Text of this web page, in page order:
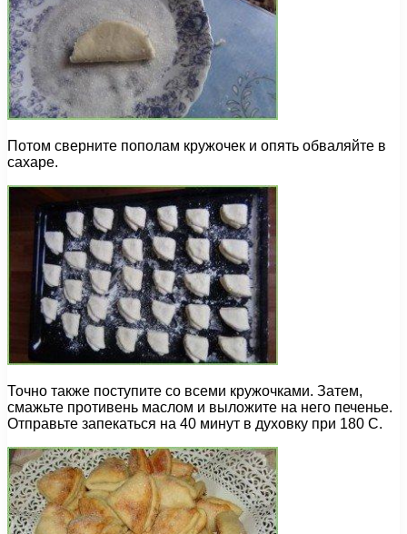
Потом сверните пополам кружочек и опять обваляйте в
сахаре.
Точно также поступите со всеми кружочками. Затем,
смажьте противень маслом и выложите на него печенье.
Отправьте запекаться на 40 минут в духовку при 180 С.